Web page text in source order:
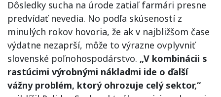
Dôsledky sucha na úrode zatiaľ farmári presne
predvídať nevedia. No podľa skúseností z
minulých rokov hovoria, že ak v najbližšom čase
výdatne nezaprší, môže to výrazne ovplyvniť
slovenské poľnohospodárstvo. „V kombinácii s
rastúcimi výrobnými nákladmi ide o ďalší
vážny problém, ktorý ohrozuje celý sektor,“